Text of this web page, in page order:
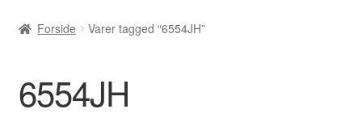
Betalinger
Kasse
Forside Varer tagged “6554JH”
6554JH